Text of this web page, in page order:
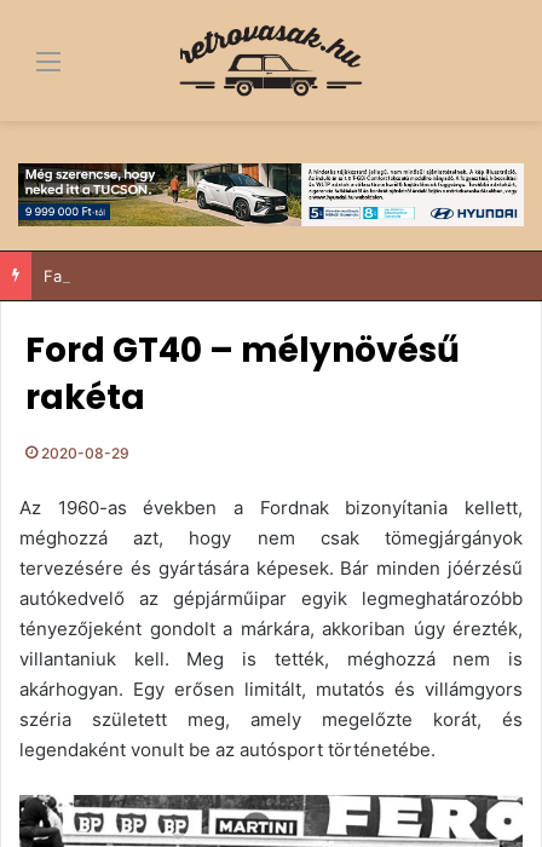
Menü
Ford GT40 – mélynövésű
rakéta
2020-08-29
Az 1960-as években a Fordnak bizonyítania kellett,
méghozzá azt, hogy nem csak tömegjárgányok
tervezésére és gyártására képesek. Bár minden jóérzésű
autókedvelő az gépjárműipar egyik legmeghatározóbb
tényezőjeként gondolt a márkára, akkoriban úgy érezték,
villantaniuk kell. Meg is tették, méghozzá nem is
akárhogyan. Egy erősen limitált, mutatós és villámgyors
széria született meg, amely megelőzte korát, és
legendaként vonult be az autósport történetébe.